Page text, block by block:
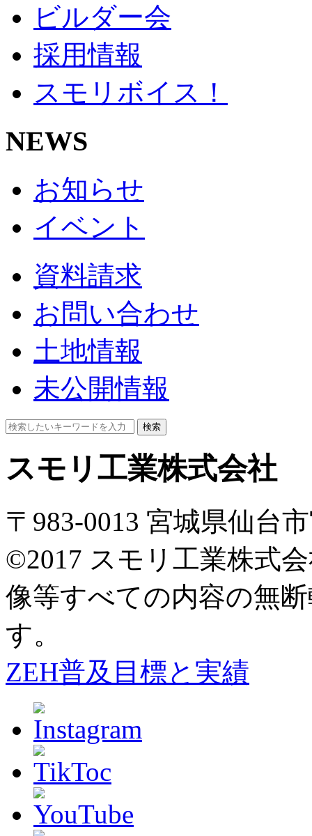
ビルダー会
採用情報
スモリボイス！
NEWS
お知らせ
イベント
資料請求
お問い合わせ
土地情報
未公開情報
検索
スモリ工業株式会社
〒983-0013 宮城県仙台
©2017 スモリ工業株式
像等すべての内容の無
す。
ZEH普及目標と実績